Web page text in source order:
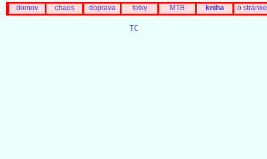
domov chaos doprava fotky MTB kniha o stránke